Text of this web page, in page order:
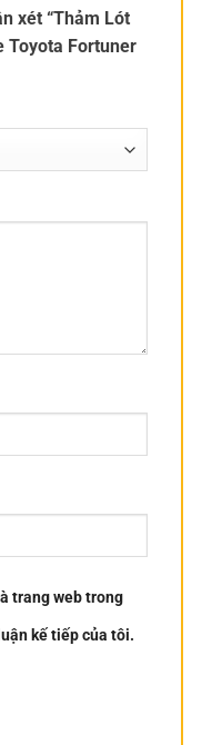
xét “Thảm Lót
Toyota Fortuner
trang web trong
kế tiếp của tôi.